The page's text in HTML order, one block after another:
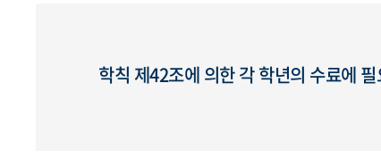
학칙 제42조에 의한 각 학년의 수료에